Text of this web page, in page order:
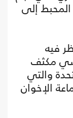
إلى
فيه
مكثف
والتي
الإخوان